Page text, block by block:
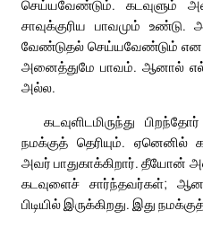
செய்யவேண்டும். கடவுளும்
சாவுக்குரிய பாவமும்
வேண்டுதல் செய்யவேண்டும்
அனைத்துமே பாவம். ஆனால்
அல்ல.
கடவுளிடமிருந்து
நமக்குத் தெரியும். ஏனெனில்
அவர் பாதுகாக்கிறார். தீயோன்
கடவுளைச் சார்ந்தவர்கள்;
பிடியில் இருக்கிறது. இது